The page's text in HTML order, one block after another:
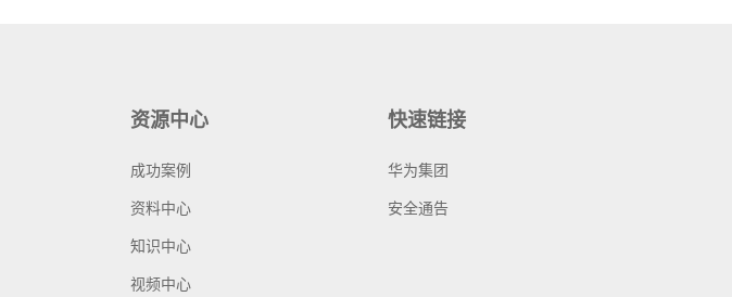
资源中心
成功案例
资料中心
知识中心
视频中心
快速链接
华为集团
安全通告